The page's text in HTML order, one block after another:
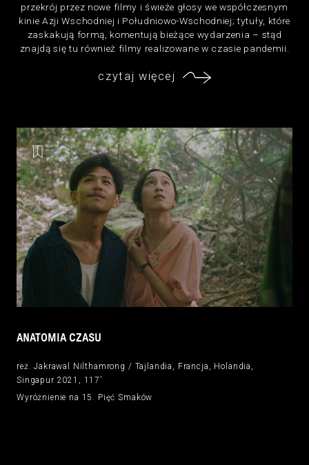
przekrój przez nowe filmy i świeże głosy we współczesnym
kinie Azji Wschodniej i Południowo-Wschodniej; tytuły, które
zaskakują formą, komentują bieżące wydarzenia – stąd
znajdą się tu również filmy realizowane w czasie pandemii.
czytaj więcej
ANATOMIA CZASU
reż. Jakrawal Nilthamrong / Tajlandia, Francja, Holandia,
Singapur 2021, 117’
Wyróżnienie na 15. Pięć Smaków